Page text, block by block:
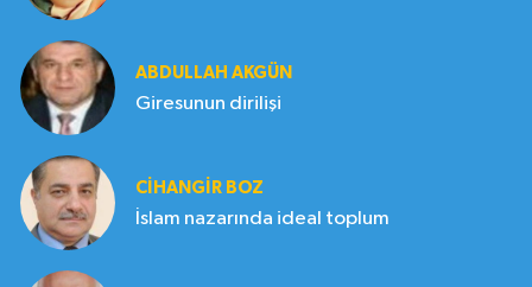
ABDULLAH AKGÜN
Giresunun dirilişi
CIHANGIR BOZ
İslam nazarında ideal toplum